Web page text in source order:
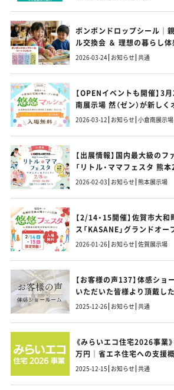
ボンボンドロップシール｜
ル交換会 ＆ 理想の暮らし
モデルハウス
2026-03-24 お知らせ 共通
【OPENイベントも開催】3
南展示場 然（ゼン）が新しく
2026-03-12 お知らせ 小倉南展示場
【出展情報】国内最大級の
「リトル・ママフェスタ 熊
ホームが出展いたします！
2026-02-03 お知らせ 熊本展示場
【2/14・15開催】佐賀市大
ス「KASANE」グランドオー
る記念フェスタへ遊びに来ま
2026-01-26 お知らせ 佐賀展示場
【お客様の声137】体感ショ
いただいた皆様より頂戴し
す！
2025-12-26 お知らせ 共通
《みらいエコ住宅2026事業
万円｜省エネ住宅への支援
した｜福岡・熊本・佐賀のお
2025-12-15 お知らせ 共通